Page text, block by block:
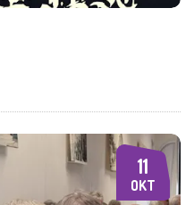
11
OKT